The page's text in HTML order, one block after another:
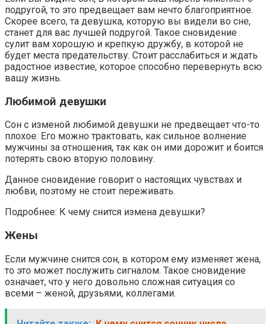
подругой, то это предвещает вам нечто благоприятное.
Скорее всего, та девушка, которую вы видели во сне,
станет для вас лучшей подругой. Такое сновидение
сулит вам хорошую и крепкую дружбу, в которой не
будет места предательству. Стоит расслабиться и ждать
радостное известие, которое способно перевернуть всю
вашу жизнь.
Любимой девушки
Сон с изменой любимой девушки не предвещает что-то
плохое. Его можно трактовать, как сильное волнение
мужчины за отношения, так как он ими дорожит и боится
потерять свою вторую половину.
Данное сновидение говорит о настоящих чувствах и
любви, поэтому не стоит переживать.
Подробнее: К чему снится измена девушки?
Жены
Если мужчине снится сон, в котором ему изменяет жена,
то это может послужить сигналом. Такое сновидение
означает, что у него довольно сложная ситуация со
всеми – женой, друзьями, коллегами.